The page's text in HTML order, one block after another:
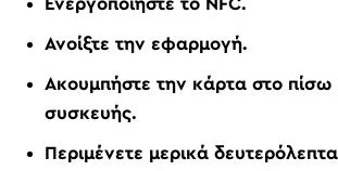
Ανοίξτε την εφαρμογή.
Ακουμπήστε την κάρτα στο πίσω
συσκευής.
Περιμένετε μερικά